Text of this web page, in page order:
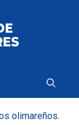
olimareños.